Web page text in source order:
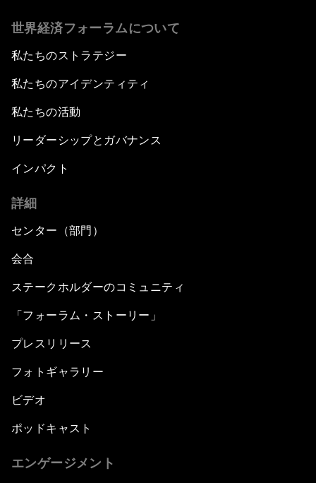
世界経済フォーラムについて
私たちのストラテジー
私たちのアイデンティティ
私たちの活動
リーダーシップとガバナンス
インパクト
詳細
センター（部門）
会合
ステークホルダーのコミュニティ
「フォーラム・ストーリー」
プレスリリース
フォトギャラリー
ビデオ
ポッドキャスト
エンゲージメント